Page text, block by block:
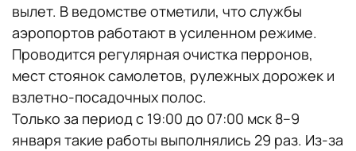
вылет. В ведомстве отметили, что службы
аэропортов работают в усиленном режиме.
Проводится регулярная очистка перронов,
мест стоянок самолетов, рулежных дорожек и
взлетно-посадочных полос.
Только за период с 19:00 до 07:00 мск 8–9
января такие работы выполнялись 29 раз. Из-за